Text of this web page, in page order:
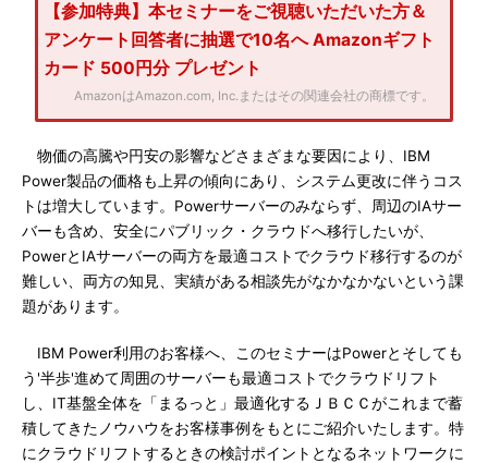
【参加特典】本セミナーをご視聴いただいた方＆
アンケート回答者に抽選で10名へ Amazonギフト
カード 500円分 プレゼント
AmazonはAmazon.com, Inc.またはその関連会社の商標です。
物価の高騰や円安の影響などさまざまな要因により、IBM
Power製品の価格も上昇の傾向にあり、システム更改に伴うコス
トは増大しています。Powerサーバーのみならず、周辺のIAサー
バーも含め、安全にパブリック・クラウドへ移行したいが、
PowerとIAサーバーの両方を最適コストでクラウド移行するのが
難しい、両方の知見、実績がある相談先がなかなかないという課
題があります。
IBM Power利用のお客様へ、このセミナーはPowerとそしても
う'半歩'進めて周囲のサーバーも最適コストでクラウドリフト
し、IT基盤全体を「まるっと」最適化するＪＢＣＣがこれまで蓄
積してきたノウハウをお客様事例をもとにご紹介いたします。特
にクラウドリフトするときの検討ポイントとなるネットワークに